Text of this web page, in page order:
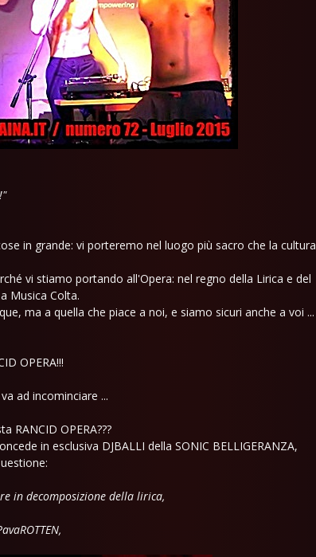
in grande: vi porteremo nel luogo più sacro che la cultura
vi stiamo portando all'Opera: nel regno della Lirica e del
Musica Colta.
ma a quella che piace a noi, e siamo sicuri anche a voi ...
OPERA!!!
ad incominciare ...
RANCID OPERA???
in esclusiva DJBALLI della SONIC BELLIGERANZA,
in decomposizione della lirica,